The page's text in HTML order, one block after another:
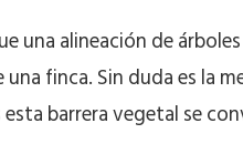
una alineación de
finca. Sin duda es la
barrera vegetal se